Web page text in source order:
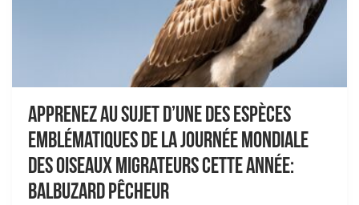
Apprenez au sujet d’une des espèces
emblématiques de la Journée Mondiale
des Oiseaux Migrateurs cette année:
Balbuzard pêcheur